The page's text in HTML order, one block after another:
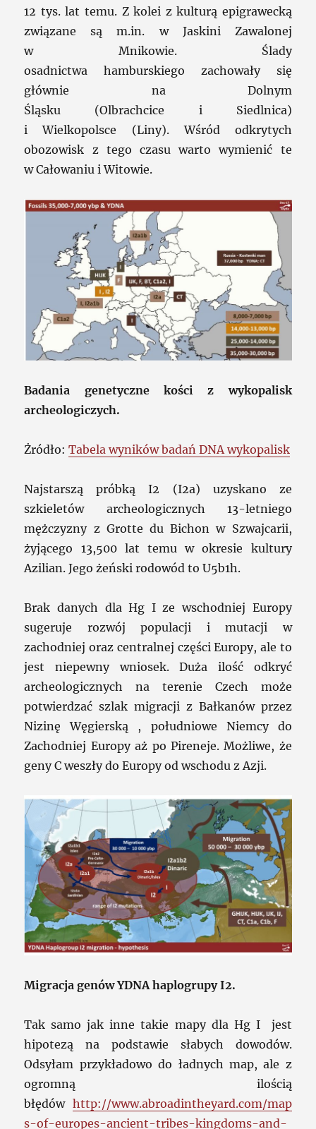
12 tys. lat temu. Z kolei z kulturą epigrawecką
związane są m.in. w Jaskini Zawalonej
w Mnikowie. Ślady
osadnictwa hamburskiego zachowały się
głównie na Dolnym
Śląsku (Olbrachcice i Siedlnica)
i Wielkopolsce (Liny). Wśród odkrytych
obozowisk z tego czasu warto wymienić te
w Całowaniu i Witowie.
Badania genetyczne kości z wykopalisk
archeologiczych.
Żródło:Tabela wyników badań DNA wykopalisk
Najstarszą próbką I2 (I2a) uzyskano ze
szkieletów archeologicznych 13-letniego
mężczyzny z Grotte du Bichon w Szwajcarii,
żyjącego 13,500 lat temu w okresie kultury
Azilian. Jego żeński rodowód to U5b1h.
Brak danych dla Hg I ze wschodniej Europy
sugeruje rozwój populacji i mutacji w
zachodniej oraz centralnej części Europy, ale to
jest niepewny wniosek. Duża ilość odkryć
archeologicznych na terenie Czech może
potwierdzać szlak migracji z Bałkanów przez
Nizinę Węgierską , południowe Niemcy do
Zachodniej Europy aż po Pireneje. Możliwe, że
geny C weszły do Europy od wschodu z Azji.
Migracja genów YDNA haplogrupy I2.
Tak samo jak inne takie mapy dla Hg I jest
hipotezą na podstawie słabych dowodów.
Odsyłam przykładowo do ładnych map, ale z
ogromną ilością
błędów http://www.abroadintheyard.com/map
s-of-europes-ancient-tribes-kingdoms-and-